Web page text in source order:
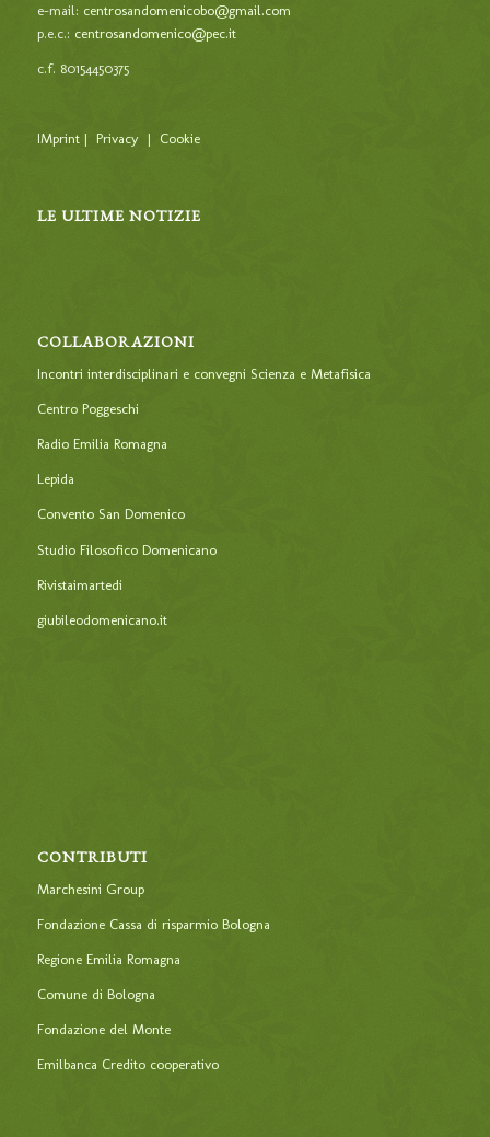
e-mail: centrosandomenicobo@gmail.com
p.e.c.: centrosandomenico@pec.it
c.f. 80154450375
IMprint| Privacy| Cookie
LE ULTIME NOTIZIE
COLLABORAZIONI
Incontri interdisciplinari e convegni Scienza e Metafisica
Centro Poggeschi
Radio Emilia Romagna
Lepida
Convento San Domenico
Studio Filosofico Domenicano
Rivistaimartedi
giubileodomenicano.it
CONTRIBUTI
Marchesini Group
Fondazione Cassa di risparmio Bologna
Regione Emilia Romagna
Comune di Bologna
Fondazione del Monte
Emilbanca Credito cooperativo